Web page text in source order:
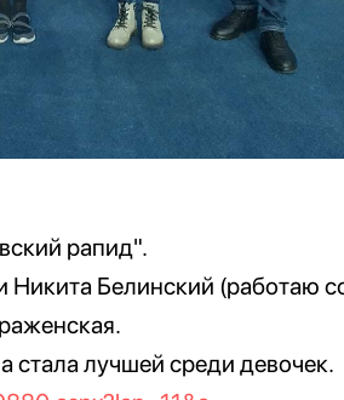
рапид".
Никита Белинский (работаю
стала лучшей среди девочек.